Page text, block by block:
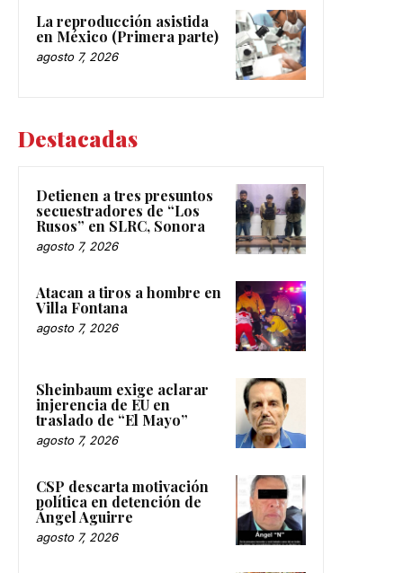
La reproducción asistida
en México (Primera parte)
agosto 7, 2026
Destacadas
Detienen a tres presuntos
secuestradores de “Los
Rusos” en SLRC, Sonora
agosto 7, 2026
Atacan a tiros a hombre en
Villa Fontana
agosto 7, 2026
Sheinbaum exige aclarar
injerencia de EU en
traslado de “El Mayo”
agosto 7, 2026
CSP descarta motivación
política en detención de
Ángel Aguirre
agosto 7, 2026